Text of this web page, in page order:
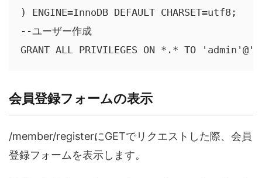
) ENGINE=InnoDB DEFAULT CHARSET=utf8;
--ユーザー作成
GRANT ALL PRIVILEGES ON *.* TO
会員登録フォームの表示
/member/registerにGETでリクエストした際、会員
登録フォームを表示します。